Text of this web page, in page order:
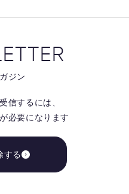
ジン
信するには、
必要になります
する